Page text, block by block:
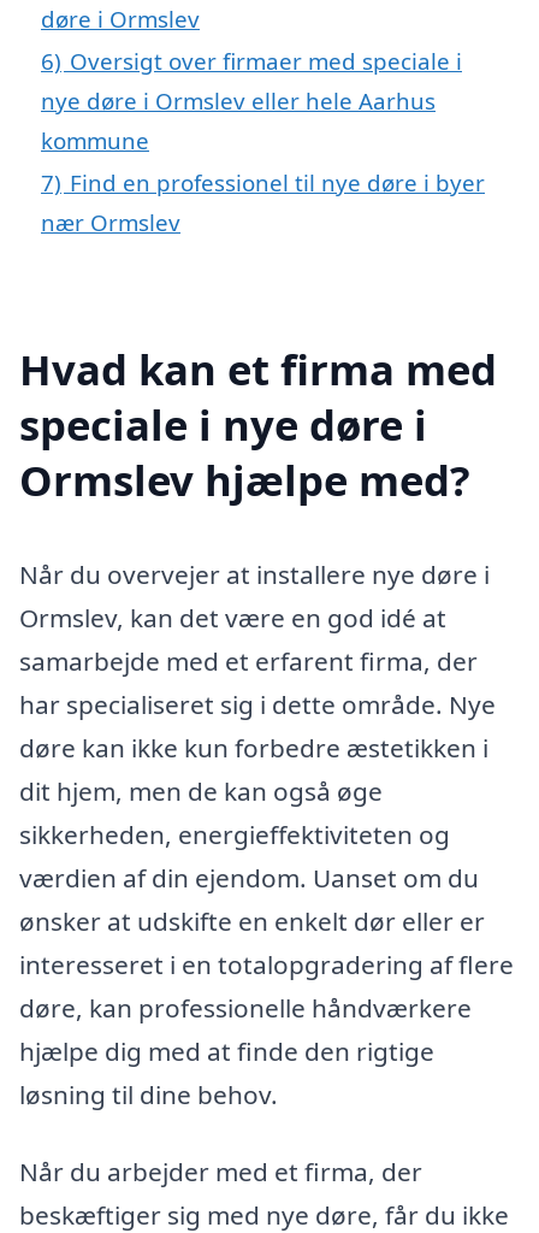
døre i Ormslev
6) Oversigt over firmaer med speciale i
nye døre i Ormslev eller hele Aarhus
kommune
7) Find en professionel til nye døre i byer
nær Ormslev
Hvad kan et firma med
speciale i nye døre i
Ormslev hjælpe med?
Når du overvejer at installere nye døre i
Ormslev, kan det være en god idé at
samarbejde med et erfarent firma, der
har specialiseret sig i dette område. Nye
døre kan ikke kun forbedre æstetikken i
dit hjem, men de kan også øge
sikkerheden, energieffektiviteten og
værdien af din ejendom. Uanset om du
ønsker at udskifte en enkelt dør eller er
interesseret i en totalopgradering af flere
døre, kan professionelle håndværkere
hjælpe dig med at finde den rigtige
løsning til dine behov.
Når du arbejder med et firma, der
beskæftiger sig med nye døre, får du ikke